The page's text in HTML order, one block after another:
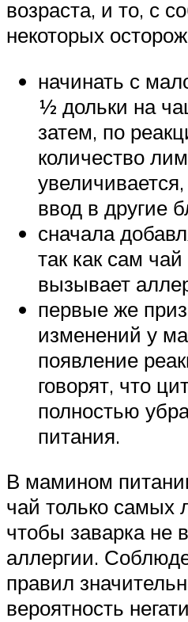
возраста, и то, с
некоторых
начинать с
½ дольки на
затем, по
количество
ввод в другие
сначала
так как сам чай
вызывает
первые же
изменений у
появление
говорят, что
полностью
питания.
В мамином
чай только самых
чтобы заварка не
аллергии.
правил
вероятность